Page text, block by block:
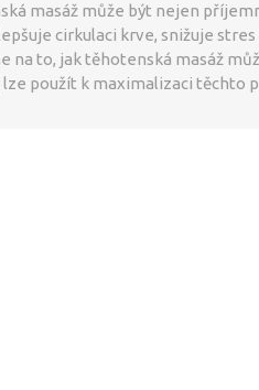
masáž může být nejen
cirkulaci krve, snižuje
na to, jak těhotenská masáž
použít k maximalizaci těchto